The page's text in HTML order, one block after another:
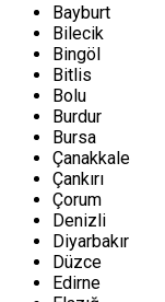
Bayburt
Bilecik
Bingöl
Bitlis
Bolu
Burdur
Bursa
Çanakkale
Çankırı
Çorum
Denizli
Diyarbakır
Düzce
Edirne